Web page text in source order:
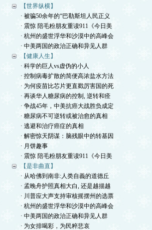
【世界纵横】
· 被骗50余年的“巴勒斯坦人民正义
· 震惊 陪毛粉朋友重读911《今日美
· 杭州的盛世浮华和沙漠中的高峰会
· 中美两国的政治正确和异见人群
【健康人生】
· 科学的巨人vs虚伪的小人
· 控制病毒扩散的简便高浓盐水方法
· 为何疫苗比芯片更直戳厉害国的死
· 再谈华人糖尿病的控制, 逆转和痊
· 争战45年，中美抗癌大战胜负成定
· 糖尿病不可逆转或被治愈的真相
· 逃避和治疗癌症的真相
· 解密惊天阴谋：脑残眼中的转基因
· 月饼趣事
· 震惊 陪毛粉朋友重读911《今日美
【是非曲直】
· 从哈佛到南非:人类自義的道德丘
· 孟晚舟护照真相大白, 还是越描越
· 川普应大声支持审核摇摆州的选票
· 杭州的盛世浮华和沙漠中的高峰会
· 中美两国的政治正确和异见人群
· 为女排喝彩，为民粹悲哀